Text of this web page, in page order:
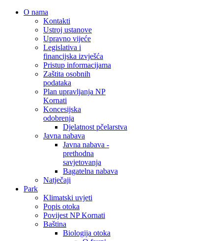
O nama
Kontakti
Ustroj ustanove
Upravno vijeće
Legislativa i
financijska izvješća
Pristup informacijama
Zaštita osobnih
podataka
Plan upravljanja NP
Kornati
Koncesijska
odobrenja
Djelatnost pčelarstva
Javna nabava
Javna nabava -
prethodna
savjetovanja
Bagatelna nabava
Natječaji
Park
Klimatski uvjeti
Popis otoka
Povijest NP Kornati
Baština
Biologija otoka